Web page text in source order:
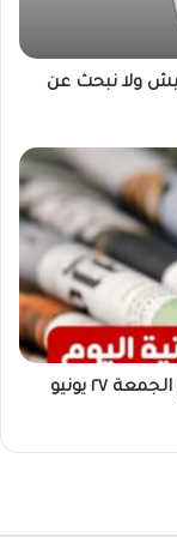
ولا نبحث عن
عناوين الصحف السودانية الصادرة اليوم الجمعة ٢٧ يونيو